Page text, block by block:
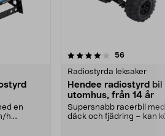
en
h.
56recensioner
Radiostyrda leksaker
Hendee radiostyrd bil
utomhus, från 14 år
Supersnabb racerbil
däck och fjädring – kan
4.0 av 5 stjärnor